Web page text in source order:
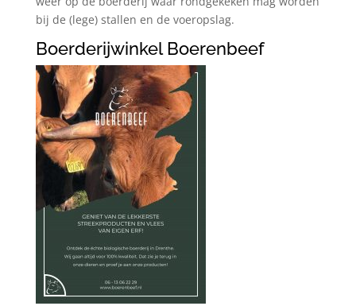
bij de (lege) stallen en de voeropslag.
Boerderijwinkel Boerenbeef